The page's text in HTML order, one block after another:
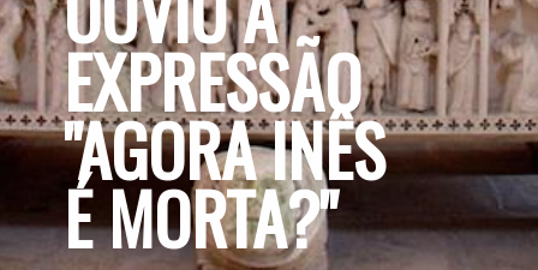
EXPRESSÃO
"AGORA INÊS
É MORTA?"